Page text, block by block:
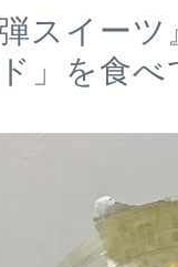
弾スイー
」を食べ